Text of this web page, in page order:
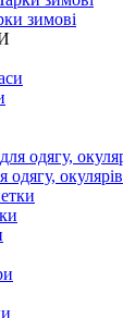
зимові
одягу, окулярів